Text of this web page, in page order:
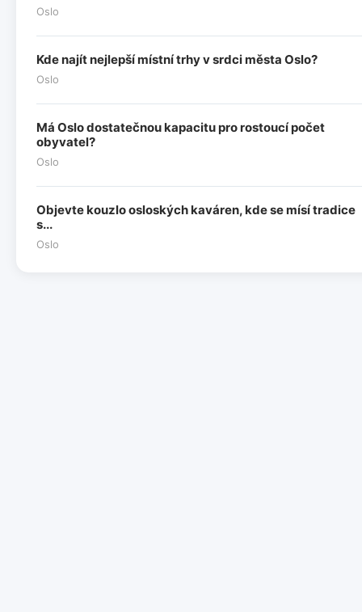
Oslo
Kde najít nejlepší místní trhy v srdci města Oslo?
Oslo
Má Oslo dostatečnou kapacitu pro rostoucí počet
obyvatel?
Oslo
Objevte kouzlo osloských kaváren, kde se mísí tradice
s...
Oslo